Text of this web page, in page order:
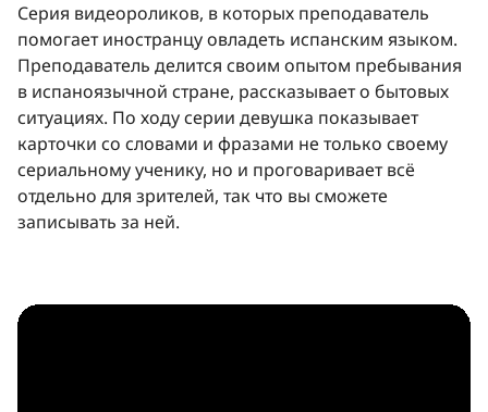
Серия видеороликов, в которых преподаватель
помогает иностранцу овладеть испанским языком.
Преподаватель делится своим опытом пребывания
в испаноязычной стране, рассказывает о бытовых
ситуациях. По ходу серии девушка показывает
карточки со словами и фразами не только своему
сериальному ученику, но и проговаривает всё
отдельно для зрителей, так что вы сможете
записывать за ней.